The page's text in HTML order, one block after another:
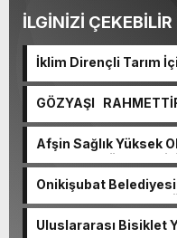
İLGİNİZİ ÇEKEBİLİR
İklim Dirençli Tarım
GÖZYAŞI
Afşin Sağlık Yüksek
Okulunda görev
Onikişubat
başvurularında son
Uluslararası Bisiklet